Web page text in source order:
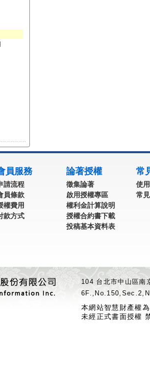
員服務
請流程
員條款
權費用
款方式
論著授權
徵集論著
啟用授權專區
權利金計算說明
授權合約書下載
投稿基本資料表
常
使
常
104 台北市中山區
本網站智慧財產權
未經正式書面授權